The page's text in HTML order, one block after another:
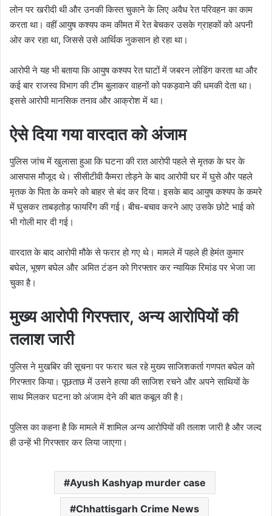
लोन पर खरीदी थी और उनकी किस्त चुकाने के लिए अवैध रेत परिवहन का काम
करता था। वहीं आयुष कश्यप कम कीमत में रेत बेचकर उसके ग्राहकों को अपनी
ओर कर रहा था, जिससे उसे आर्थिक नुकसान हो रहा था।
आरोपी ने यह भी बताया कि आयुष कश्यप रेत घाटों में जबरन लोडिंग करता था और
कई बार राजस्व विभाग की टीम बुलाकर वाहनों को पकड़वाने की धमकी देता था।
इससे आरोपी मानसिक तनाव और आक्रोश में था।
ऐसे दिया गया वारदात को अंजाम
पुलिस जांच में खुलासा हुआ कि घटना की रात आरोपी पहले से मृतक के घर के
आसपास मौजूद थे। सीसीटीवी कैमरा तोड़ने के बाद आरोपी घर में घुसे और पहले
मृतक के पिता के कमरे को बाहर से बंद कर दिया। इसके बाद आयुष कश्यप के कमरे
में घुसकर ताबड़तोड़ फायरिंग की गई। बीच-बचाव करने आए उसके छोटे भाई को
भी गोली मार दी गई।
वारदात के बाद आरोपी मौके से फरार हो गए थे। मामले में पहले ही हेमंत कुमार
बघेल, भूषण बघेल और अमित टंडन को गिरफ्तार कर न्यायिक रिमांड पर भेजा जा
चुका है।
मुख्य आरोपी गिरफ्तार, अन्य आरोपियों की
तलाश जारी
पुलिस ने मुखबिर की सूचना पर फरार चल रहे मुख्य साजिशकर्ता गणपत बघेल को
गिरफ्तार किया। पूछताछ में उसने हत्या की साजिश रचने और अपने साथियों के
साथ मिलकर घटना को अंजाम देने की बात कबूल की है।
पुलिस का कहना है कि मामले में शामिल अन्य आरोपियों की तलाश जारी है और जल्द
ही उन्हें भी गिरफ्तार कर लिया जाएगा।
Ayush Kashyap murder case
Chhattisgarh Crime News